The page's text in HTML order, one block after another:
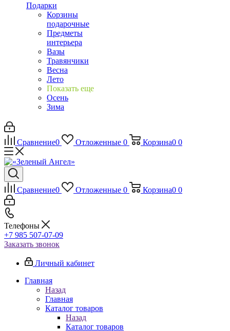
Подарки
Корзины
подарочные
Предметы
интерьера
Вазы
Травянчики
Весна
Лето
Показать еще
Осень
Зима
Сравнение0 Отложенные 0 Корзина0 0
Сравнение0 Отложенные 0 Корзина0 0
Телефоны
+7 985 507-07-09
Заказать звонок
Личный кабинет
Главная
Назад
Главная
Каталог товаров
Назад
Каталог товаров